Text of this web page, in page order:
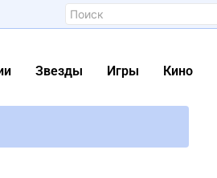
Звезды Игры Кино
продаж